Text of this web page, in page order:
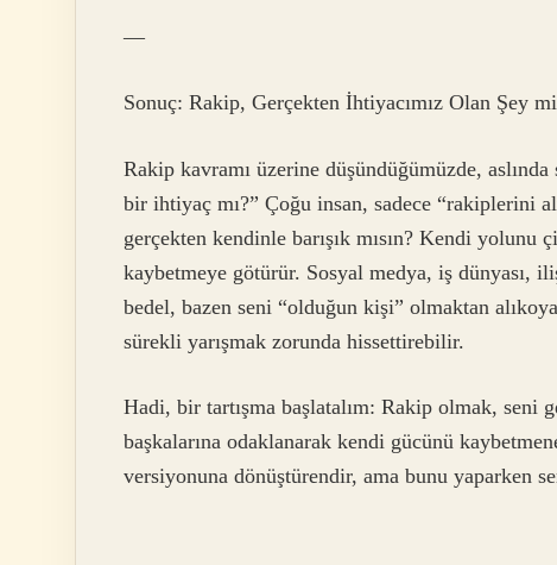
—
Sonuç: Rakip, Gerçekten İhtiyacımız Olan Şey
Rakip kavramı üzerine düşündüğümüzde,
bir ihtiyaç mı?” Çoğu insan, sadece “rakiplerini
gerçekten kendinle barışık mısın? Kendi
kaybetmeye götürür. Sosyal medya, iş dünyası,
bedel, bazen seni “olduğun kişi” olmaktan
sürekli yarışmak zorunda hissettirebilir.
Hadi, bir tartışma başlatalım: Rakip olmak, seni
başkalarına odaklanarak kendi gücünü
versiyonuna dönüştürendir, ama bunu yaparken